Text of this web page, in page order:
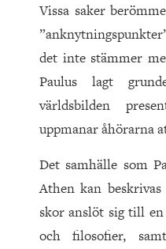
Vissa saker
det inte stämmer
Paulus lagt
världsbilden
uppmanar åhörarna
Det samhälle som
Athen kan
skor anslöt sig till
och filosofier,